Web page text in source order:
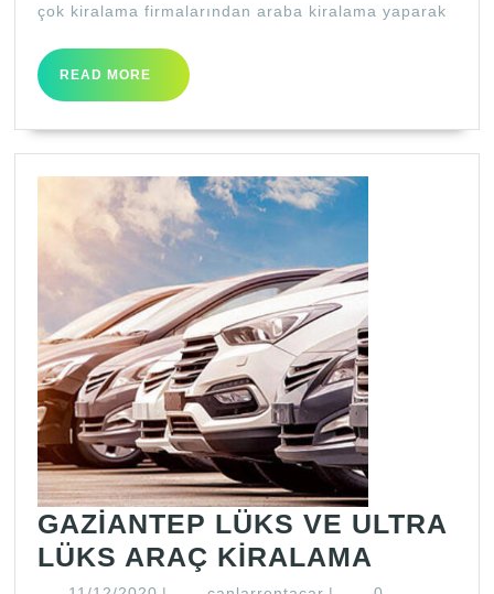
çok kiralama firmalarından araba kiralama yaparak
READ MORE
READ
MORE
GAZİANTEP LÜKS VE ULTRA
LÜKS ARAÇ KİRALAMA